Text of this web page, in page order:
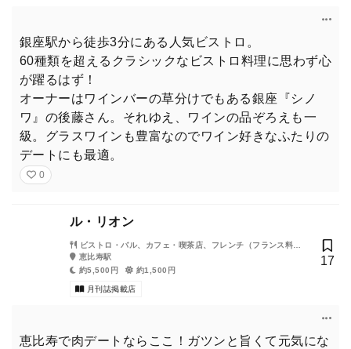
銀座駅から徒歩3分にある人気ビストロ。
60種類を超えるクラシックなビストロ料理に思わず心
が躍るはず！
オーナーはワインバーの草分けでもある銀座『シノ
ワ』の後藤さん。それゆえ、ワインの品ぞろえも一
級。グラスワインも豊富なのでワイン好きなふたりの
デートにも最適。
0
ル・リオン
ビストロ・バル、カフェ・喫茶店、フレンチ（フランス料
理）恵比寿駅
約5,500円
約1,500円
月刊誌掲載店
17
恵比寿で肉デートならここ！ガツンと旨くて元気にな